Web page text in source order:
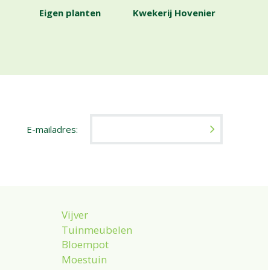
Eigen planten Kwekerij Hovenier
E-mailadres:
Vijver
Tuinmeubelen
Bloempot
Moestuin